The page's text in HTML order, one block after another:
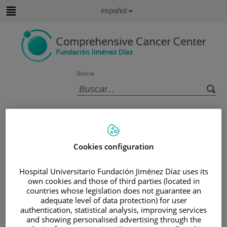
contenido
Buscar
de
Idioma
Español
INFORMACIÓN Y SOPORTE AL PACIENTE
/ÁREA DE NEOPLASIAS HEMATOLÓGICAS
LINFOMAS/ LINFOMA NO HODGKIN
/NEOPLASIAS DE CÉLULAS T
/LINFOMA DE CÉLULAS T
/TIPOS DE LINFOMA DE CÉLULAS T
Cookies configuration
Hospital Universitario Fundación Jiménez Díaz uses its
own cookies and those of third parties (located in
countries whose legislation does not guarantee an
adequate level of data protection) for user
authentication, statistical analysis, improving services
and showing personalised advertising through the